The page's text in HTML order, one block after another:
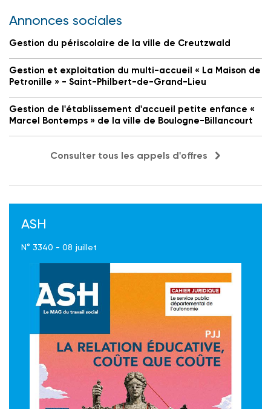
Annonces sociales
Gestion du périscolaire de la ville de Creutzwald
Gestion et exploitation du multi-accueil « La Maison de
Petronille » - Saint-Philbert-de-Grand-Lieu
Gestion de l'établissement d'accueil petite enfance «
Marcel Bontemps » de la ville de Boulogne-Billancourt
Consulter tous les appels d'offres
ASH
N° 3340 - 08 juillet